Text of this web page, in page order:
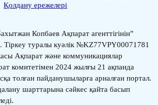
Қолдану ережелері
Копбаев Ақпарат агенттігінін”
туралы куәлік №KZ77VPY00071781
Ақпарат және коммуникациялар
комитетімен 2024 жылғы 21 ақпанда
толған пайданушыларға арналған портал.
шарттарына сәйкес қайта басып